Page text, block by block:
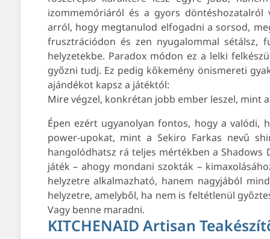
izommemóriáról és a gyors döntéshozatalról
arról, hogy megtanulod elfogadni a sorsod,
frusztrációdon és zen nyugalommal sétálsz,
helyzetekbe. Paradox módon ez a lelki
győzni tudj. Ez pedig kőkemény önismereti
ajándékot kapsz a játéktól:
Mire végzel, konkrétan jobb ember leszel, mint
Épen ezért ugyanolyan fontos, hogy a valódi,
power-upokat, mint a Sekiro Farkas nevű
hangolódhatsz rá teljes mértékben a
játék – ahogy mondani szokták –
helyzetre alkalmazható, hanem nagyjából
helyzetre, amelyből, ha nem is feltétlenül
Vagy benne maradni.
KITCHENAID Artisan